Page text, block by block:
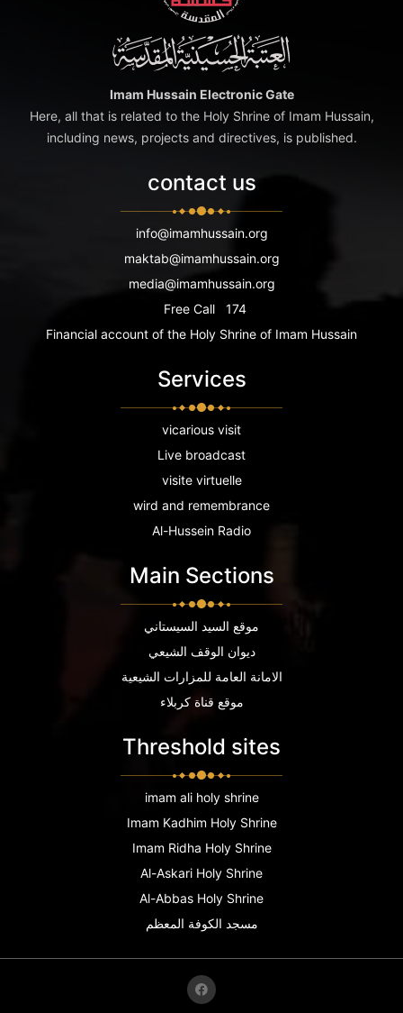
Imam Hussain Electronic Gate
Here, all that is related to the Holy Shrine of Imam Hussain,
including news, projects and directives, is published.
contact us
info@imamhussain.org
maktab@imamhussain.org
media@imamhussain.org
Free Call
174
Financial account of the Holy Shrine of Imam Hussain
Services
vicarious visit
Live broadcast
visite virtuelle
wird and remembrance
Al-Hussein Radio
Main Sections
موقع السيد السيستاني
ديوان الوقف الشيعي
الامانة العامة للمزارات الشيعية
موقع قناة كربلاء
Threshold sites
imam ali holy shrine
Imam Kadhim Holy Shrine
Imam Ridha Holy Shrine
Al-Askari Holy Shrine
Al-Abbas Holy Shrine
مسجد الكوفة المعظم